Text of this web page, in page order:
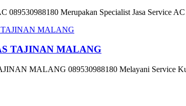
Merupakan Specialist Jasa Service
TAJINAN MALANG
MALANG 089530988180 Melayani Service